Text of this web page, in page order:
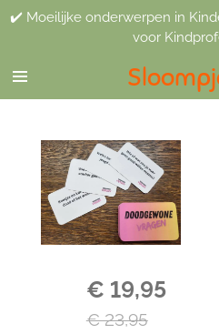
Ga
de
hoofdinhoud
✔️ Moeilijke onderwerpen in
voor
€ 19,95
€ 23,95